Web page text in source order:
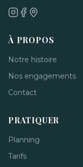
À PROPOS
Notre histoire
Nos engagements
Contact
PRATIQUER
Planning
Tarifs